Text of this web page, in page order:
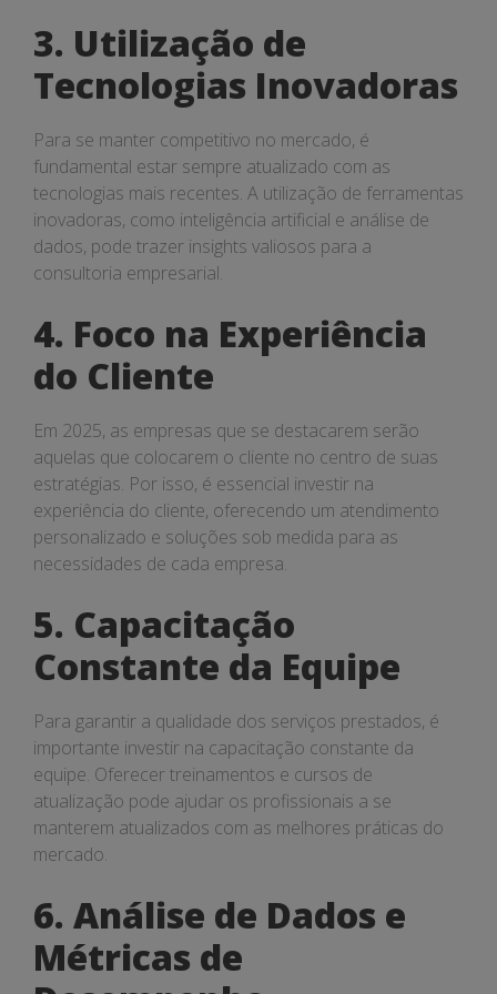
3. Utilização de
Tecnologias Inovadoras
Para se manter competitivo no mercado, é
fundamental estar sempre atualizado com as
tecnologias mais recentes. A utilização de ferramentas
inovadoras, como inteligência artificial e análise de
dados, pode trazer insights valiosos para a
consultoria empresarial.
4. Foco na Experiência
do Cliente
Em 2025, as empresas que se destacarem serão
aquelas que colocarem o cliente no centro de suas
estratégias. Por isso, é essencial investir na
experiência do cliente, oferecendo um atendimento
personalizado e soluções sob medida para as
necessidades de cada empresa.
5. Capacitação
Constante da Equipe
Para garantir a qualidade dos serviços prestados, é
importante investir na capacitação constante da
equipe. Oferecer treinamentos e cursos de
atualização pode ajudar os profissionais a se
manterem atualizados com as melhores práticas do
mercado.
6. Análise de Dados e
Métricas de